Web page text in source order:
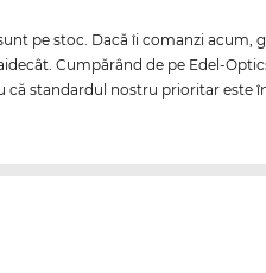
pe stoc. Dacă îi comanzi acum,
Cumpărând de pe Edel-
că standardul nostru prioritar este